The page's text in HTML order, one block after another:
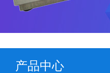
产品中心